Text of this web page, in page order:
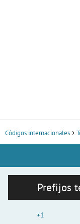
Códigos internacionales
Prefijos
+1